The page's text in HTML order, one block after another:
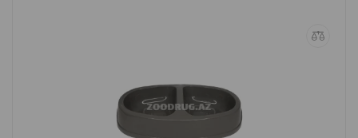
boyama üsulu istifadə olunur - metal üzərinə quru
toz boya çəkilir. Sonra qəfəs 180 dərəcədə
saxlanılan xüsusi kameraya köçürülür. Belə bir